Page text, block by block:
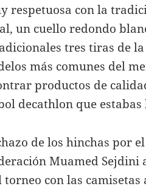
respetuosa con la
un cuello redondo
tres tiras de
más comunes del
productos de
decathlon que estabas
de los hinchas por
Muamed Sejdini
con las camisetas